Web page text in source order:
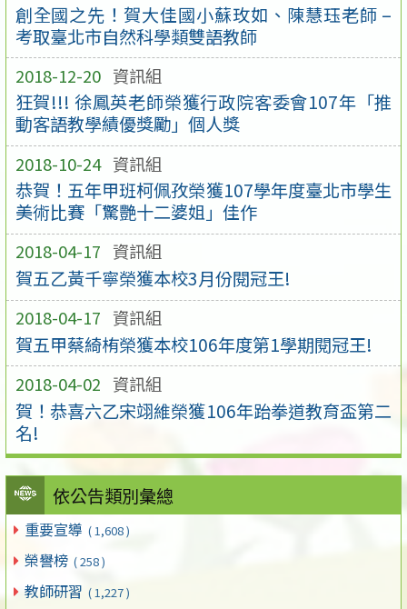
創全國之先！賀大佳國小蘇玫如、陳慧珏老師 –
考取臺北市自然科學類雙語教師
2018-12-20 資訊組
狂賀!!! 徐鳳英老師榮獲行政院客委會107年「推
動客語教學績優獎勵」個人獎
2018-10-24 資訊組
恭賀！五年甲班柯佩孜榮獲107學年度臺北市學生
美術比賽「驚艷十二婆姐」佳作
2018-04-17 資訊組
賀五乙黃千寧榮獲本校3月份閱冠王!
2018-04-17 資訊組
賀五甲蔡綺栯榮獲本校106年度第1學期閱冠王!
2018-04-02 資訊組
賀！恭喜六乙宋翊維榮獲106年跆拳道教育盃第二
名!
依公告類別彙總
重要宣導 ( 1,608 )
榮譽榜 ( 258 )
教師研習 ( 1,227 )